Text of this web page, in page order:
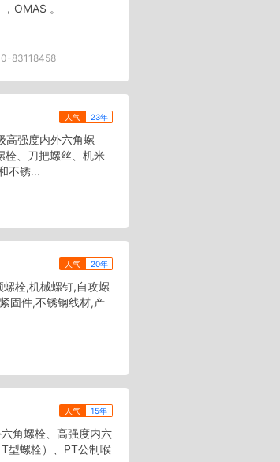
OMAS 。
83118458
人气 23年
高强度内外六角螺
栓、刀把螺丝、机米
不锈...
人气 20年
栓,机械螺钉,自攻螺
固件,不锈钢线材,产
人气 15年
角螺栓、高强度内六
型螺栓）、PT公制喉